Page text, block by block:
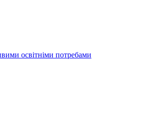
освітніми потребами